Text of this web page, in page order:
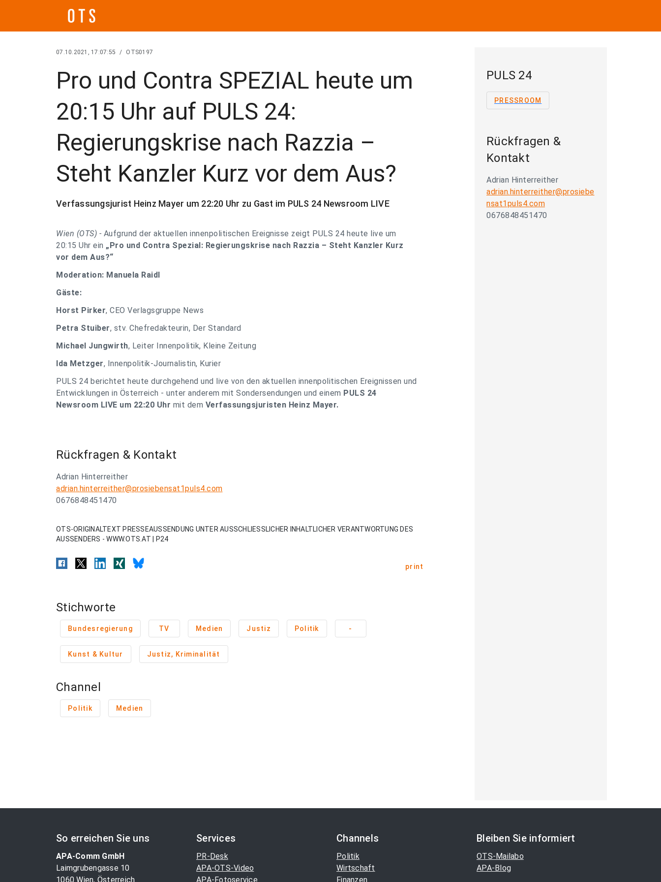
07.10.2021, 17:07:55 / OTS0197
Pro und Contra SPEZIAL heute um
20:15 Uhr auf PULS 24:
Regierungskrise nach Razzia –
Steht Kanzler Kurz vor dem Aus?
Verfassungsjurist Heinz Mayer um 22:20 Uhr zu Gast im PULS 24 Newsroom LIVE
Wien (OTS) - Aufgrund der aktuellen innenpolitischen Ereignisse zeigt PULS 24 heute live um
20:15 Uhr ein „Pro und Contra Spezial: Regierungskrise nach Razzia – Steht Kanzler Kurz
vor dem Aus?“
Moderation: Manuela Raidl
Gäste:
Horst Pirker, CEO Verlagsgruppe News
Petra Stuiber, stv. Chefredakteurin, Der Standard
Michael Jungwirth, Leiter Innenpolitik, Kleine Zeitung
Ida Metzger, Innenpolitik-Journalistin, Kurier
PULS 24 berichtet heute durchgehend und live von den aktuellen innenpolitischen Ereignissen und
Entwicklungen in Österreich - unter anderem mit Sondersendungen und einem PULS 24
Newsroom LIVE um 22:20 Uhr mit dem Verfassungsjuristen Heinz Mayer.
Rückfragen & Kontakt
Adrian Hinterreither
adrian.hinterreither@prosiebensat1puls4.com
0676848451470
OTS-ORIGINALTEXT PRESSEAUSSENDUNG UNTER AUSSCHLIESSLICHER INHALTLICHER VERANTWORTUNG DES
AUSSENDERS - WWW.OTS.AT | P24
print
Stichworte
Bundesregierung TV Medien Justiz Politik -
Kunst & Kultur Justiz, Kriminalität
Channel
Politik Medien
PULS 24
PRESSROOM
Rückfragen &
Kontakt
Adrian Hinterreither
adrian.hinterreither@prosiebe
nsat1puls4.com
0676848451470
So erreichen Sie uns
APA-Comm GmbH
Laimgrubengasse 10
1060 Wien, Österreich
Services
PR-Desk
APA-OTS-Video
APA-Fotoservice
Channels
Politik
Wirtschaft
Finanzen
Bleiben Sie informiert
OTS-Mailabo
APA-Blog